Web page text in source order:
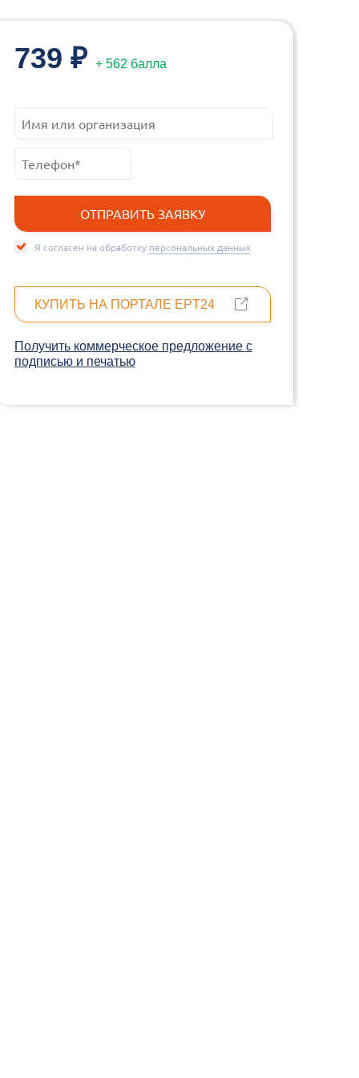
739 ₽ + 562 балла
Я согласен на обработку персональных данных
КУПИТЬ НА ПОРТАЛЕ EPT24
Получить коммерческое предложение c
подписью и печатью